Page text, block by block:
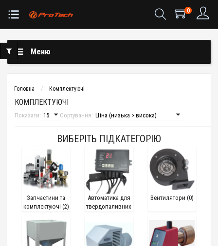
0
Меню
Головна Комплектуючі
КОМПЛЕКТУЮЧІ
Показати: Сортування:
ВИБЕРІТЬ ПІДКАТЕГОРІЮ
Запчастини та
комплектуючі (2)
Автоматика для
твердопаливних
Вентилятори (0)